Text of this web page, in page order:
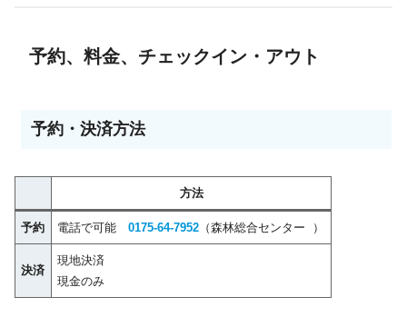
予約、料金、チェックイン・アウト
予約・決済方法
方法
予約 電話で可能0175-64-7952 （森林総合センター ）
決済
現地決済
現金のみ